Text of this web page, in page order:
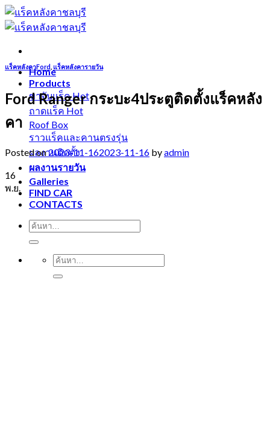
Skip
to
content
Home
Products
ขาจับแร็ค
ถาดแร็ค
Roof Box
ราวแร็คและคานตรงรุ่น
ผลงานติดตั้ง
ผลงานรายวัน
Galleries
FIND CAR
CONTACTS
แร็คหลังคาFord แร็คหลังคารายวัน
Ford Ranger กระบะ4ประตูติดตั้งแร็คหลัง
คา
Posted on2023-11-162023-11-16 byadmin
16
พ.ย.